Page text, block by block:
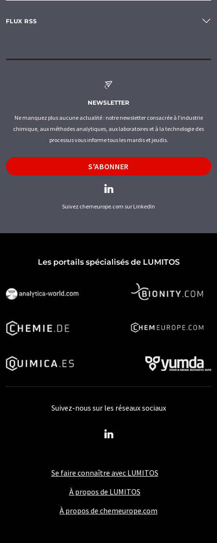
FLUX RSS
NEWSLETTER
Ne manquez plus aucune actualité : notre newsletter consacrée à l'industrie
chimique, aux méthodes analytiques, aux laboratoires et à la technologie des
processus vous informe tous les mardis et jeudis.
S'ABONNER
Suivez chemeurope.com sur LinkedIn
Les portails spécialisés de LUMITOS
Se faire connaître avec LUMITOS
À propos de LUMITOS
À propos de chemeurope.com
Suivez-nous sur les réseaux sociaux